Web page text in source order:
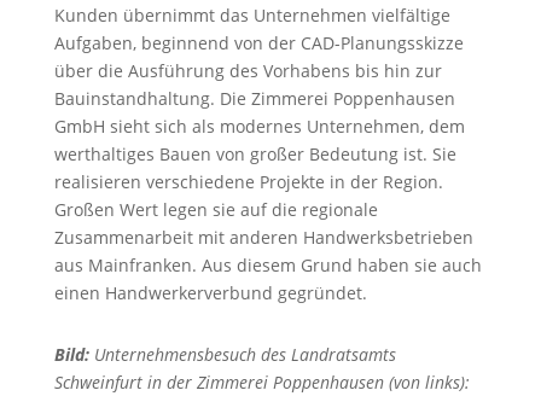
Kunden übernimmt das Unternehmen vielfältige
Aufgaben, beginnend von der CAD-Planungsskizze
über die Ausführung des Vorhabens bis hin zur
Bauinstandhaltung. Die Zimmerei Poppenhausen
GmbH sieht sich als modernes Unternehmen, dem
werthaltiges Bauen von großer Bedeutung ist. Sie
realisieren verschiedene Projekte in der Region.
Großen Wert legen sie auf die regionale
Zusammenarbeit mit anderen Handwerksbetrieben
aus Mainfranken. Aus diesem Grund haben sie auch
einen Handwerkerverbund gegründet.
Bild:Unternehmensbesuch des Landratsamts
Schweinfurt in der Zimmerei Poppenhausen (von links):